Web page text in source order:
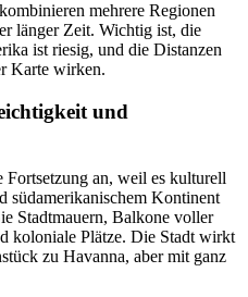
mehrere Regionen
länger Zeit. Wichtig ist, die
ist riesig, und die Distanzen
Karte wirken.
und
an, weil es kulturell
südamerikanischem Kontinent
Stadtmauern, Balkone voller
koloniale Plätze. Die Stadt wirkt
zu Havanna, aber mit ganz